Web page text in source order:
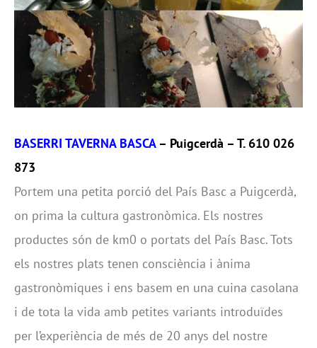
BASERRI TAVERNA BASCA – Puigcerdà – T. 610 026
873
Portem una petita porció del País Basc a Puigcerdà,
on prima la cultura gastronòmica. Els nostres
productes són de km0 o portats del País Basc. Tots
els nostres plats tenen consciència i ànima
gastronòmiques i ens basem en una cuina casolana
i de tota la vida amb petites variants introduïdes
per l’experiència de més de 20 anys del nostre